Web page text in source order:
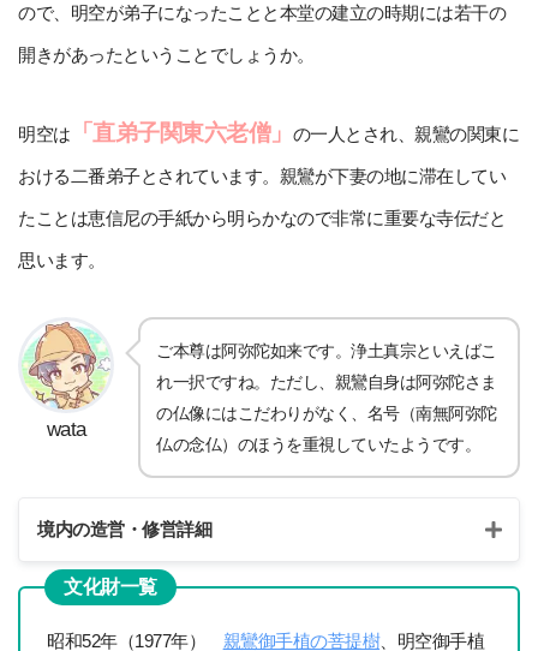
ので、明空が弟子になったことと本堂の建立の時期には若干の
開きがあったということでしょうか。
明空は 「直弟子関東六老僧」 の一人とされ、親鸞の関東に
おける二番弟子とされています。親鸞が下妻の地に滞在してい
たことは恵信尼の手紙から明らかなので非常に重要な寺伝だと
思います。
wata
ご本尊は阿弥陀如来です。浄土真宗といえばこ
れ一択ですね。ただし、親鸞自身は阿弥陀さま
の仏像にはこだわりがなく、名号（南無阿弥陀
仏の念仏）のほうを重視していたようです。
境内の造営・修営詳細
文化財一覧
昭和52年（1977年） 親鸞御手植の菩提樹、明空御手植